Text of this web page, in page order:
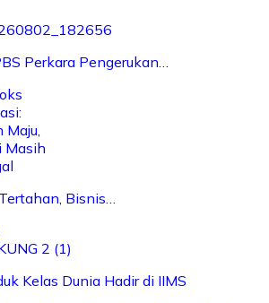
Perkara Pengerukan…
Bisnis…
Kelas Dunia Hadir di IIMS